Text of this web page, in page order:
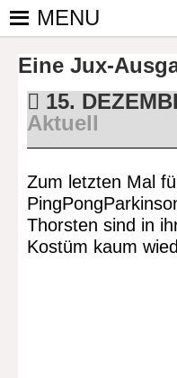
Skip
ist der
bundesweite
von
kooperierenden
Vereinen und
Einzelpersonen,
der sich – mit dem
Mittel Tischtennis
– überwiegend
ehrenamtlich um
MENU
Eine Jux-
15.
Aktuell
Zum letzten Mal
Thorsten sind in
Kostüm kaum